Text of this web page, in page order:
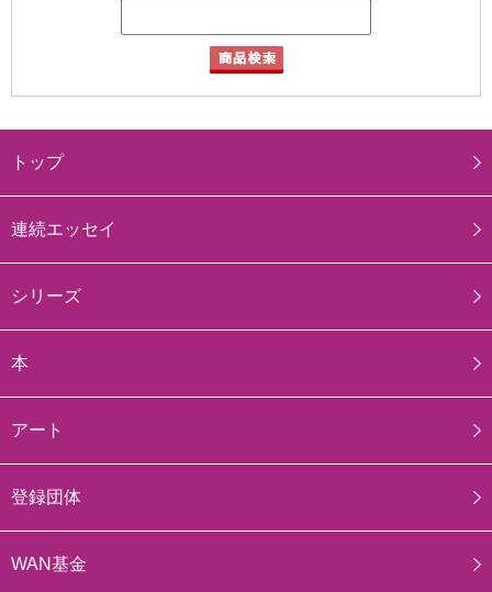
トップ
連続エッセイ
シリーズ
本
アート
登録団体
WAN基金